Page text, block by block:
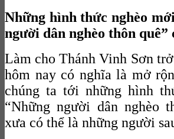
Những hình thức nghèo
người dân nghèo thôn quê”
Làm cho Thánh Vinh Sơn
hôm nay có nghĩa là mở
chúng ta tới những hình
“Những người dân nghèo
xưa có thể là những người